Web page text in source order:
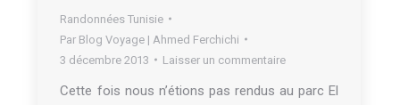
Randonnées Tunisie
Par Blog Voyage | Ahmed Ferchichi
3 décembre 2013
Laisser un commentaire
Cette fois nous n’étions pas rendus au parc El